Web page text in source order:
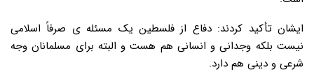
ایشان تأکید کردند: دفاع از فلسطین یک مسئله ی صرفاً اسلامی
نیست بلکه وجدانی و انسانی هم هست و البته برای مسلمانان وجه
شرعی و دینی هم دارد.